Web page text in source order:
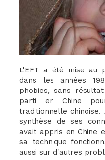
L'EFT a été mise au
dans les années
phobies, sans
parti en Chine
traditionnelle
synthèse de ses
avait appris en Chine
sa technique
aussi sur d'autres